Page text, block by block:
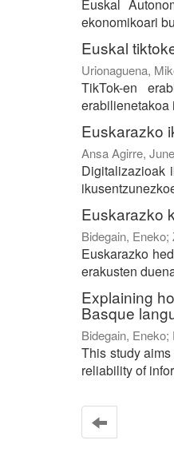
Euskal
ekonomikoari
Euskal
Urionaguena,
TikTok-en
erabilienetakoa
Euskarazko
Ansa Agirre, June
Digitalizazioak
Euskarazko
Bidegain, Eneko;
Euskarazko
erakusten
Explaining
Basque
Bidegain, Eneko;
This study
reliability of